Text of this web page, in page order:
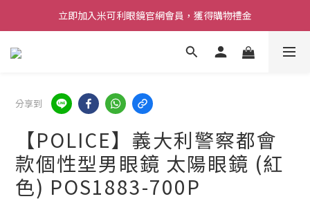
立即加入米可利眼鏡官網會員，獲得購物禮金
分享到
【POLICE】義大利警察都會
款個性型男眼鏡 太陽眼鏡 (紅
色) POS1883-700P